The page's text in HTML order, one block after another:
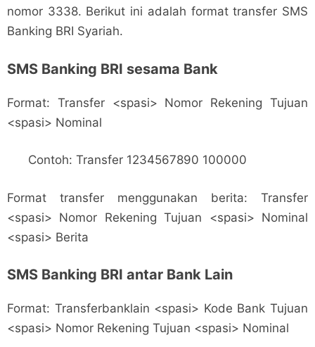
nomor 3338. Berikut ini adalah format transfer SMS
Banking BRI Syariah.
SMS Banking BRI sesama Bank
Format: Transfer <spasi> Nomor Rekening Tujuan
<spasi> Nominal
Contoh: Transfer 1234567890 100000
Format transfer menggunakan berita: Transfer
<spasi> Nomor Rekening Tujuan <spasi> Nominal
<spasi> Berita
SMS Banking BRI antar Bank Lain
Format: Transferbanklain <spasi> Kode Bank Tujuan
<spasi> Nomor Rekening Tujuan <spasi> Nominal